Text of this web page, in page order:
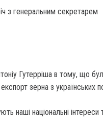
з генеральним секретарем
Гутерріша в тому, що
зерна з українських
наші національні інтереси